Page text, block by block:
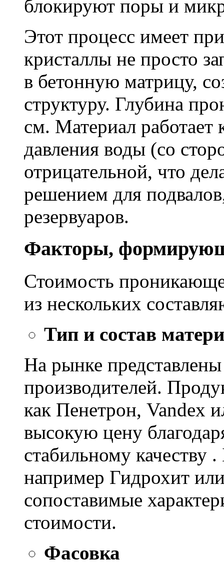
блокируют поры и
Этот процесс имеет
кристаллы не просто
в бетонную матрицу,
структуру. Глубина
см. Материал работает
давления воды (со
отрицательной, что
решением для
резервуаров.
Факторы,
Стоимость
из нескольких
Тип и состав
На рынке
производителей.
как Пенетрон, Vandex
высокую цену
стабильному качеству
например Гидрохит
сопоставимые
стоимости.
Фасовка